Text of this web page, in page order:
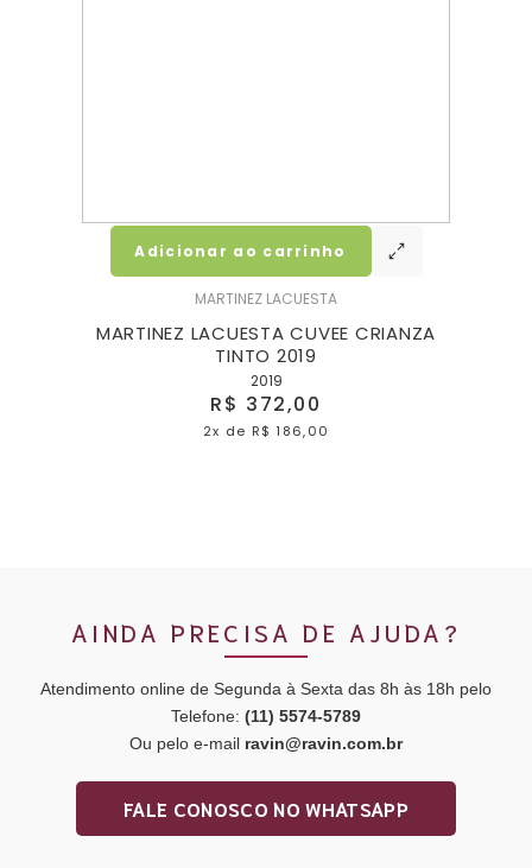
MARTINEZ LACUESTA
MARTINEZ LACUESTA CUVEE CRIANZA
TINTO 2019
2019
R$ 372,00
2x de R$ 186,00
Adicionar ao carrinho
AINDA PRECISA DE AJUDA?
Atendimento online de Segunda à Sexta das 8h às 18h pelo
Telefone: (11) 5574-5789
Ou pelo e-mail ravin@ravin.com.br
FALE CONOSCO NO WHATSAPP